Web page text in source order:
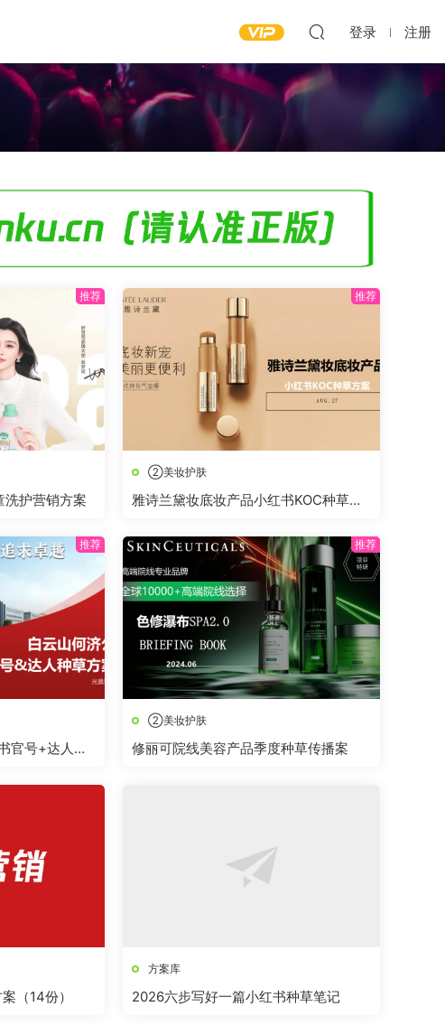
登录 注册
洗护营销方案
②美妆护肤
雅诗兰黛妆底妆产品小红书KOC种草方
官号+达人种
②美妆护肤
修丽可院线美容产品季度种草传播案
（14份）
方案库
2026六步写好一篇小红书种草笔记